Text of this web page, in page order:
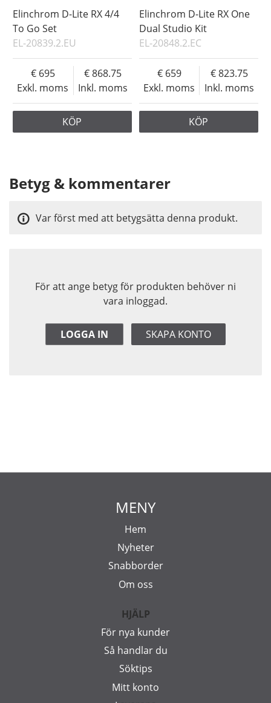
Elinchrom D-Lite RX 4/4
To Go Set
EL-20839.2.EU
Exkl. moms
695
Inkl. moms
868.75
KÖP
Elinchrom D-Lite RX One
Dual Studio Kit
EL-20848.2.EC
Exkl. moms
659
Inkl. moms
823.75
KÖP
Betyg & kommentarer
För att ange betyg för produkten behöver ni
vara inloggad.
LOGGA IN SKAPA KONTO
Var först med att betygsätta denna produkt.
MENY
Hem
Nyheter
Snabborder
Om oss
HJÄLP
För nya kunder
Så handlar du
Söktips
Mitt konto